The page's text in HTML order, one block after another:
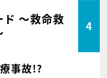
ド ～救命救
4
事故!?